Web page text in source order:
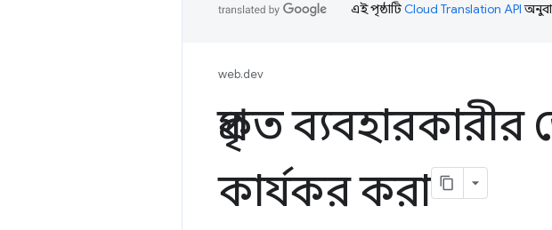
এই পৃষ্ঠাটিCloud Translation API
web.dev
প্রকৃত
কার্যকর করা